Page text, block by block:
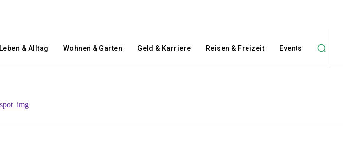
Leben & Alltag Wohnen & Garten Geld & Karriere Reisen & Freizeit Events